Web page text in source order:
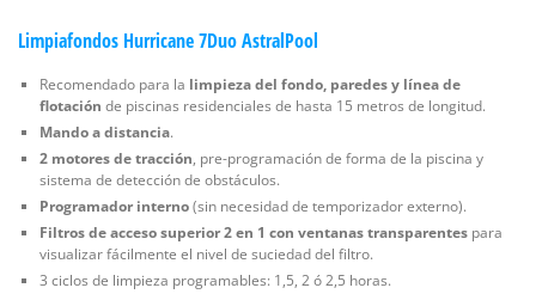
Limpiafondos Hurricane 7Duo AstralPool
Recomendado para la limpieza del fondo, paredes y línea de
flotación de piscinas residenciales de hasta 15 metros de longitud.
Mando a distancia.
2 motores de tracción, pre-programación de forma de la piscina y
sistema de detección de obstáculos.
Programador interno(sin necesidad de temporizador externo).
Filtros de acceso superior 2 en 1 con ventanas transparentes para
visualizar fácilmente el nivel de suciedad del filtro.
3 ciclos de limpieza programables: 1,5, 2 ó 2,5 horas.